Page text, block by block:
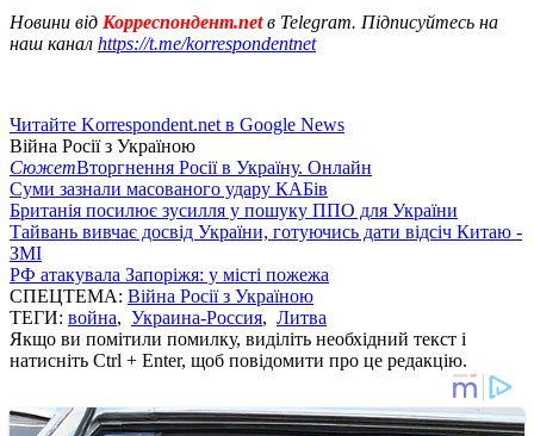
Новини від Корреспондент.netв Telegram. Підписуйтесь на
наш канал https://t.me/korrespondentnet
Читайте Korrespondent.net в Google News
Війна Росії з Україною
СюжетВторгнення Росії в Україну. Онлайн
Суми зазнали масованого удару КАБів
Британія посилює зусилля у пошуку ППО для України
Тайвань вивчає досвід України, готуючись дати відсіч Китаю -
ЗМІ
РФ атакувала Запоріжя: у місті пожежа
СПЕЦТЕМА: Війна Росії з Україною
ТЕГИ: война, Украина-Россия, Литва
Якщо ви помітили помилку, виділіть необхідний текст і
натисніть Ctrl + Enter, щоб повідомити про це редакцію.